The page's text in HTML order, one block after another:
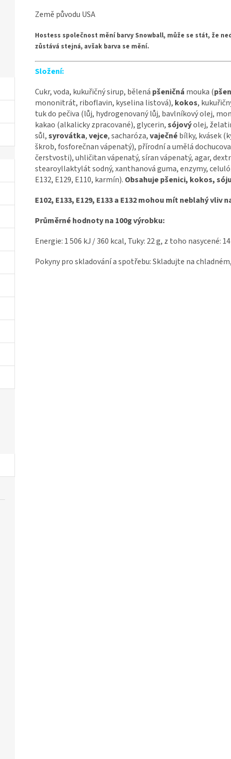
Země původu USA
Hostess společnost mění barvy Snowball, může se stát, že
zůstává stejná, avšak barva se mění.
Složení:
Cukr, voda, kukuřičný sirup, bělená pšeničná mouka (
mononitrát, riboflavin, kyselina listová), kokos,
tuk do pečiva (lůj, hydrogenovaný lůj, bavlníkový olej,
kakao (alkalicky zpracované), glycerin,sójovýolej,
sůl,syrovátka,vejce, sacharóza,vaječnébílky, kvásek
škrob, fosforečnan vápenatý), přírodní a umělá
čerstvosti), uhličitan vápenatý, síran vápenatý, agar,
stearoyllaktylát sodný, xanthanová guma, enzymy,
E132, E129, E110, karmín). Obsahuje pšenici, kokos,
E102, E133, E129, E133 a E132 mohou mít neblahý
Průměrné hodnoty na 100g výrobku:
Energie: 1 506 kJ / 360 kcal, Tuky: 22 g, z toho nasycené:
Pokyny pro skladování a spotřebu: Skladujte na